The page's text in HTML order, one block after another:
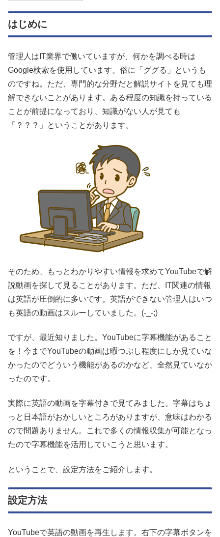
はじめに
管理人はIT業界で働いていますが、何かを調べる時は
Google検索を使用しています。俗に「ググる」というも
のですね。ただ、専門的な分野だと解説サイトを見ても理
解できないことがあります。ある程度の知識を持っている
ことが前提になっており、知識がない人が見ても
「？？？」ということがあります。
そのため、もっとわかりやすい情報を求めてYouTubeで解
説動画を探して見ることがあります。ただ、IT関連の情報
は英語が圧倒的に多いです。英語ができない管理人はいつ
も英語の動画はスルーしていました。(-_-;)
ですが、最近知りました。YouTubeに字幕機能があること
を！今までYouTubeの動画は暇つぶし程度にしか見ていな
かったのでどういう機能があるのかなど、全然見ていなか
ったのです。
実際に英語の動画を字幕付きで見てみました。字幕はちょ
っと日本語がおかしいところがありますが、意味はわかる
ので問題ありません。これで多くの情報収集が可能となっ
たので字幕機能を活用していこうと思います。
ということで、設定方法をご紹介します。
設定方法
YouTubeで英語の動画を再生します。右下の字幕ボタンを